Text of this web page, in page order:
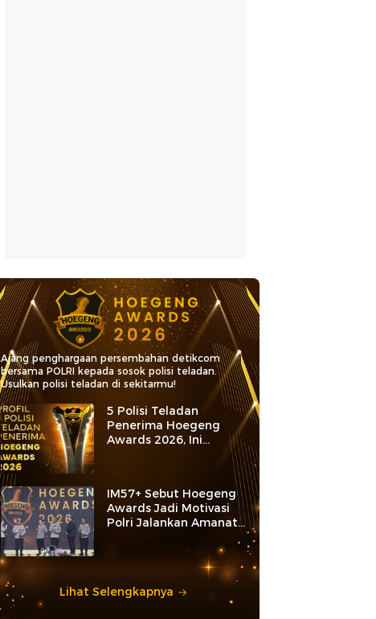
Ajang penghargaan persembahan detikcom
bersama POLRI kepada sosok polisi teladan.
Usulkan polisi teladan di sekitarmu!
5 Polisi Teladan
Penerima Hoegeng
Awards 2026, Ini
Kategori dan Kiprahnya
IM57+ Sebut Hoegeng
Awards Jadi Motivasi
Polri Jalankan Amanat
Lihat Selengkapnya